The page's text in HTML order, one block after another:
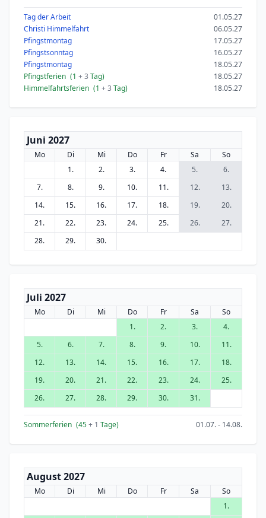
Tag der Arbeit
01.05.27
Christi Himmelfahrt
06.05.27
Pfingstmontag
17.05.27
Pfingstsonntag
16.05.27
Pfingstmontag
18.05.27
Pfingstferien (1 + 3 Tag)
18.05.27
Himmelfahrtsferien (1 + 3 Tag) 18.05.27
Juni 2027
Mo Di Mi Do Fr Sa
So
1.
2. 3. 4. 5.
6.
7.
8. 9. 10. 11. 12.
13.
14.
15. 16. 17. 18. 19.
20.
21.
22. 23. 24. 25. 26.
27.
28.
29. 30.
Juli 2027
Mo Di Mi Do Fr Sa
So
1.
2. 3.
4.
5.
6. 7. 8. 9. 10.
11.
12.
13. 14. 15. 16. 17.
18.
19.
20. 21. 22. 23. 24.
25.
26.
27. 28. 29. 30. 31.
Sommerferien (45+ 1 Tage) 01.07. - 14.08.
August 2027
Mo Di Mi Do Fr Sa
So
1.